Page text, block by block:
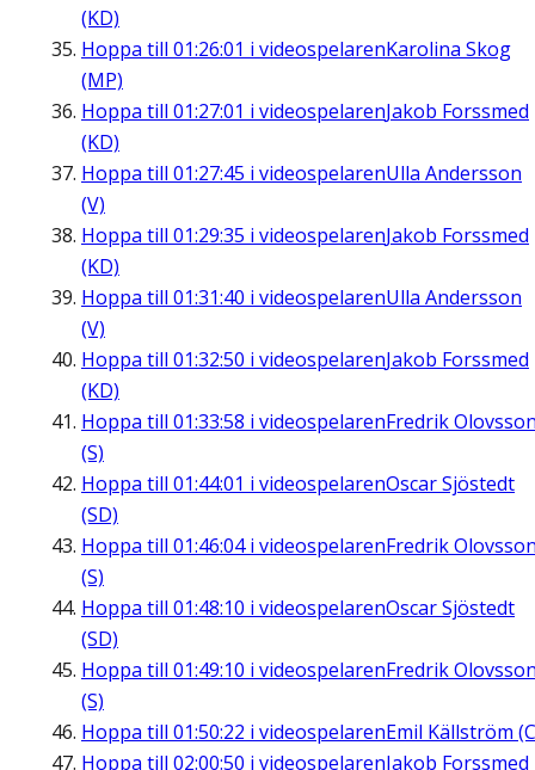
(KD)
Hoppa till 01:26:01 i videospelarenKarolina Skog
(MP)
Hoppa till 01:27:01 i videospelarenJakob Forssmed
(KD)
Hoppa till 01:27:45 i videospelarenUlla Andersson
(V)
Hoppa till 01:29:35 i videospelarenJakob Forssmed
(KD)
Hoppa till 01:31:40 i videospelarenUlla Andersson
(V)
Hoppa till 01:32:50 i videospelarenJakob Forssmed
(KD)
Hoppa till 01:33:58 i videospelarenFredrik
(S)
Hoppa till 01:44:01 i videospelarenOscar Sjöstedt
(SD)
Hoppa till 01:46:04i videospelarenFredrik
(S)
Hoppa till 01:48:10 i videospelarenOscar Sjöstedt
(SD)
Hoppa till 01:49:10 i videospelarenFredrik
(S)
Hoppa till 01:50:22 i videospelarenEmil Källström
Hoppa till 02:00:50 i videospelarenJakob Forssmed